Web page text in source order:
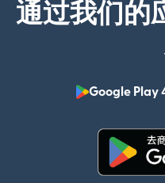
通过我们的
Google Play